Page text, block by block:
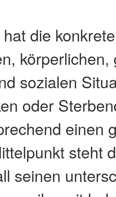
die
körperlichen,
sozialen
oder
einen
steht
seinen